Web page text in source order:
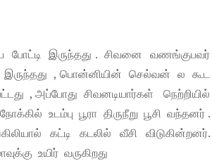
போட்டி இருந்தது . சிவனை வணங்குபவர்
, பொன்னியின் செல்வன் ல கூட
, அப்போது சிவனடியார்கள் நெற்றியில்
உடம்பு பூரா திருநீறு பூசி வந்தனர் .
கட்டி கடலில் வீசி விடுகின்றனர்.
உயிர் வருகிறது